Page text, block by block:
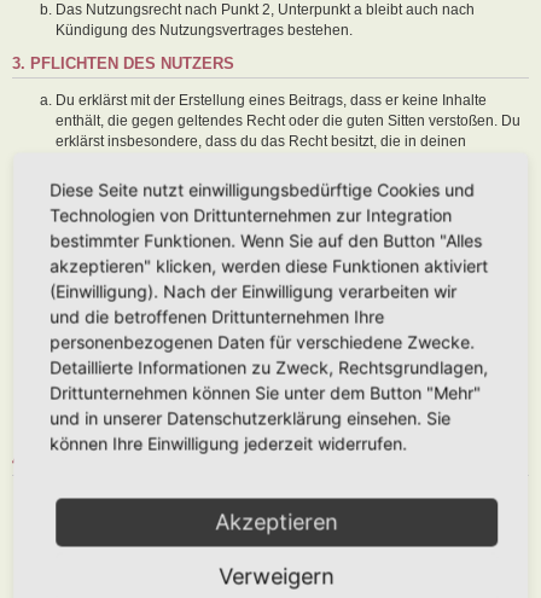
Das Nutzungsrecht nach Punkt 2, Unterpunkt a bleibt auch nach
Kündigung des Nutzungsvertrages bestehen.
3. PFLICHTEN DES NUTZERS
Du erklärst mit der Erstellung eines Beitrags, dass er keine Inhalte
enthält, die gegen geltendes Recht oder die guten Sitten verstoßen. Du
erklärst insbesondere, dass du das Recht besitzt, die in deinen
Der Betreiber des Boards übt das Hausrecht aus. Bei Verstößen gegen
diese Nutzungsbedingungen oder anderer im Board veröffentlichten
Regeln kann der Betreiber dich nach Abmahnung zeitweise oder
dauerhaft von der Nutzung dieses Boards ausschließen und dir ein
Hausverbot erteilen.
Du nimmst zur Kenntnis, dass der Betreiber keine Verantwortung für die
Inhalte von Beiträgen übernimmt, die er nicht selbst erstellt hat oder die
er nicht zur Kenntnis genommen hat. Du gestattest dem Betreiber, dein
Benutzerkonto, Beiträge und Funktionen jederzeit zu löschen oder zu
sperren.
Du gestattest dem Betreiber darüber hinaus, deine Beiträge
abzuändern, sofern sie gegen o. g. Regeln verstoßen oder geeignet
sind, dem Betreiber oder einem Dritten Schaden zuzufügen.
4. GENERAL PUBLIC LICENSE
Du nimmst zur Kenntnis, dass es sich bei phpBB um eine unter der „
GNU General Public License v2“ (GPL) bereitgestellten Foren-Software
von phpBB Limited (
www.phpbb.com
zur Verfügung gestellt. Beide haben keinen Einfluss auf
Diese Seite nutzt einwilligungsbedürftige Cookies und
Technologien von Drittunternehmen zur Integration
bestimmter Funktionen. Wenn Sie auf den Button "Alles
akzeptieren" klicken, werden diese Funktionen aktiviert
(Einwilligung). Nach der Einwilligung verarbeiten wir
und die betroffenen Drittunternehmen Ihre
personenbezogenen Daten für verschiedene Zwecke.
Detaillierte Informationen zu Zweck, Rechtsgrundlagen,
Drittunternehmen können Sie unter dem Button "Mehr"
und in unserer Datenschutzerklärung einsehen. Sie
können Ihre Einwilligung jederzeit widerrufen.
Akzeptieren
Verweigern